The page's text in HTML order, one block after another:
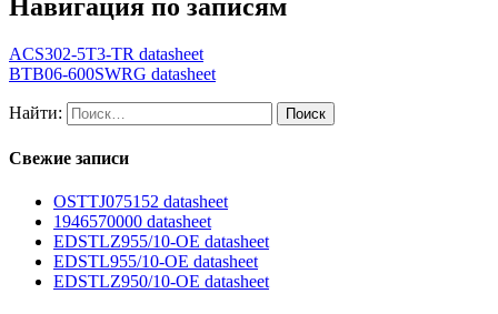
Навигация по записям
ACS302-5T3-TR datasheet
BTB06-600SWRG datasheet
Найти:
Свежие записи
OSTTJ075152 datasheet
1946570000 datasheet
EDSTLZ955/10-OE datasheet
EDSTL955/10-OE datasheet
EDSTLZ950/10-OE datasheet